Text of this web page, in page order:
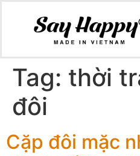
Tag: thời
đôi
Cặp đôi mặc